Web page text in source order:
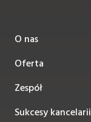
O nas
Oferta
Zespół
Sukcesy kancelarii